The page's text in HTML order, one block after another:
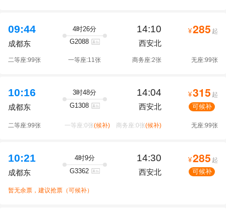
09:44
成都东
4时26分
G2088
14:10
西安北
¥285 起
二等座:99张 一等座:11张 商务座:2张 无座:99张
10:16
成都东
3时48分
G1308
14:04
西安北
¥315 起
可候补
二等座:99张 一等座:0张(候补) 商务座:0张(候补) 无座:99张
10:21
成都东
4时9分
G3362
14:30
西安北
¥285 起
可候补
暂无余票，建议抢票（可候补）